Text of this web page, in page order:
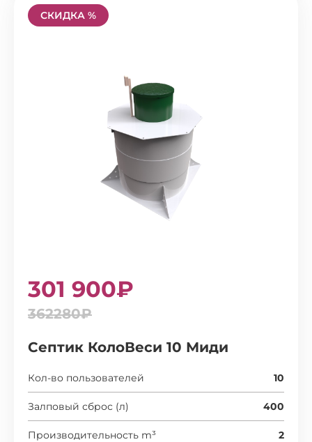
СКИДКА %
301 900₽
362280₽
Септик КолоВеси 10 Миди
Кол-во пользователей 10
Залповый сброс (л) 400
Производительность m³ 2